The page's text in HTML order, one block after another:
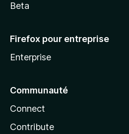
Beta
Firefox pour entreprise
Enterprise
Communauté
Connect
Contribute